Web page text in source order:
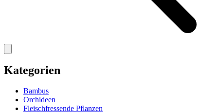
Kategorien
Bambus
Orchideen
Fleischfressende Pflanzen